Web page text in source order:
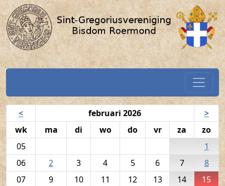
Spring naar hoofdtekst
Volkszang - 15 februari 2026 /
Navigatiekalender
< februari 2026
>
wk
ma di wo do vr za
zo
05
1
06
2 3 4 5 6 7
8
07
9 10 11 12 13 14
15